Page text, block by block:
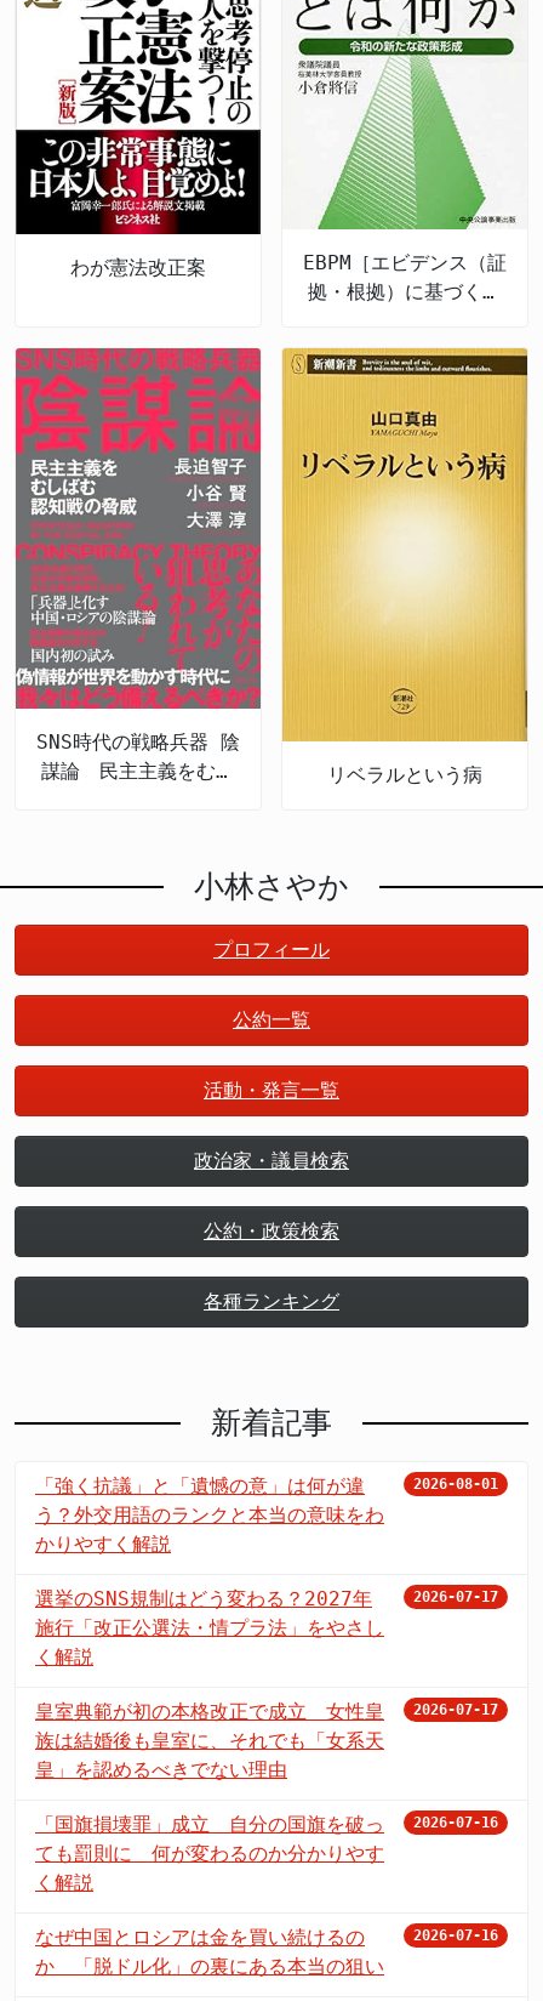
わが憲法改正案
EBPM［エビデンス（証
拠・根拠）に基づく政
和の新たな政策形成
SNS時代の戦略兵器 陰
謀論 民主主義をむし
リベラルという病
小林さやか
プロフィール
公約一覧
活動・発言一覧
政治家・議員検索
公約・政策検索
各種ランキング
新着記事
「強く抗議」と「遺憾の意」は何が違
う？外交用語のランクと本当の意味をわ
かりやすく解説
2026-08-01
選挙のSNS規制はどう変わる？2027年
施行「改正公選法・情プラ法」をやさし
く解説
2026-07-17
皇室典範が初の本格改正で成立 女性皇
族は結婚後も皇室に、それでも「女系天
皇」を認めるべきでない理由
2026-07-17
「国旗損壊罪」成立 自分の国旗を破っ
ても罰則に 何が変わるのか分かりやす
く解説
2026-07-16
なぜ中国とロシアは金を買い続けるの
か 「脱ドル化」の裏にある本当の狙い
2026-07-16